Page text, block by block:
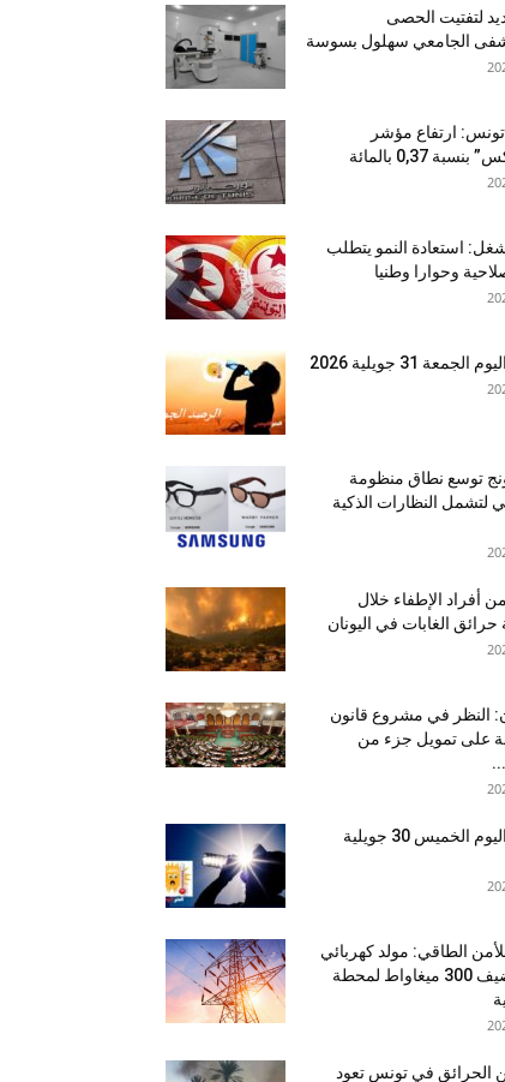
لتفتيت الحصى
الجامعي سهلول بسوسة
ارتفاع مؤشر
0,37 بالمائة
استعادة النمو يتطلب
وحوارا وطنيا
31 جويلية 2026
توسع نطاق منظومة
لتشمل النظارات الذكية
وفاة 3 من أفراد الإطفاء خلال
الغابات في اليونان
النظر في مشروع قانون
على تمويل جزء من
طقس اليوم الخميس 30 جويلية
الطاقي: مولد كهربائي
جديد يضيف 300 ميغاواط لمحطة
من الحرائق في تونس تعود